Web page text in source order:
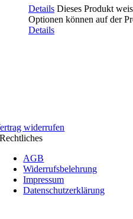
Details Dieses Produkt
Optionen können auf der
Details
widerrufen
Rechtliches
AGB
Widerrufsbelehrung
Impressum
Datenschutzerklärung